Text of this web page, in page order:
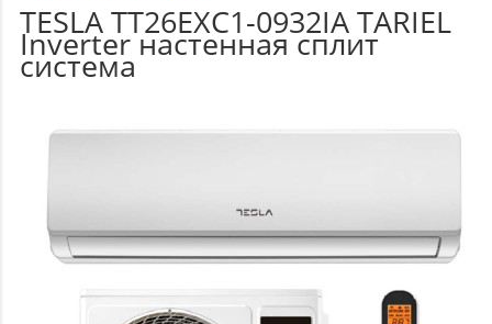
TESLA TT26EXC1-0932IA TARIEL
Inverter настенная сплит
система